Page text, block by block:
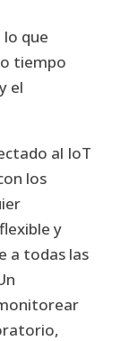
que
tiempo
el
al IoT
los
y
a todas las